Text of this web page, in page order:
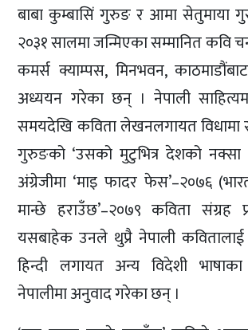
बाबा कुम्बासिं गुरुङ र आमा सेतुमाया
२०३१ सालमा जन्मिएका सम्मानित कवि
कमर्स क्याम्पस, मिनभवन,
अध्ययन गरेका छन् । नेपाली
समयदेखि कविता लेखनलगायत विधामा
गुरुङको ‘उसको मुटुभित्र देशको नक्सा
अंग्रेजीमा ‘माइ फादर फेस’–२०७६
मान्छे हराउँछ’–२०७९ कविता संग्रह
यसबाहेक उनले थुप्रै नेपाली कवितालाई
हिन्दी लगायत अन्य विदेशी
नेपालीमा अनुवाद गरेका छन् ।